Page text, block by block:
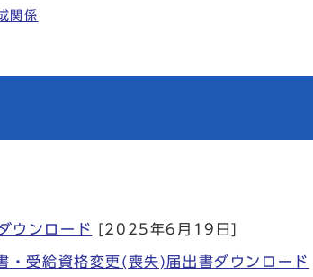
関係
ウンロード [2025年6月19日]
・受給資格変更(喪失)届出書ダウンロード